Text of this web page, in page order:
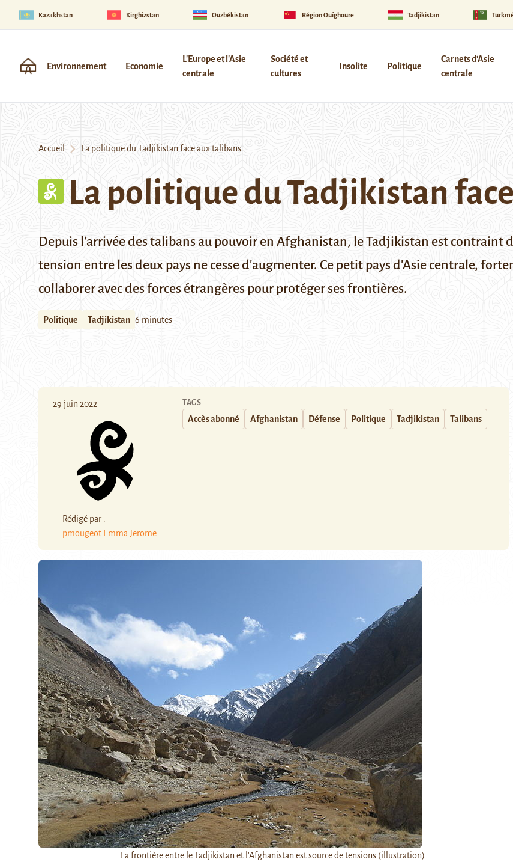
Kazakhstan Kirghizstan Ouzbékistan Région Ouïghoure Tadjikistan
Environnement Economie
L'Europe et l'Asie
centrale
Société et
cultures
Insolite Politique
Carnets d’Asie
centrale
Accueil La politique du Tadjikistan face aux talibans
La politique du Tadjikistan
Depuis l'arrivée des talibans au pouvoir en Afghanistan, le Tadjikistan est contraint
tension entre les deux pays ne cesse d'augmenter. Ce petit pays d'Asie centrale,
collaborer avec des forces étrangères pour protéger ses frontières.
Politique Tadjikistan 6 minutes
29 juin 2022
Rédigé par :
pmougeot Emma Jerome
TAGS
Accès abonné Afghanistan Défense Politique Tadjikistan Talibans
La frontière entre le Tadjikistan et l'Afghanistan est source de tensions (illustration).